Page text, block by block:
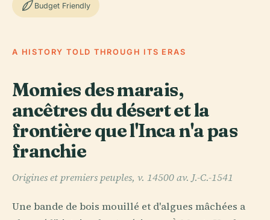
Budget Friendly
A HISTORY TOLD THROUGH ITS ERAS
Momies des marais,
ancêtres du désert et la
frontière que l'Inca n'a pas
franchie
Origines et premiers peuples, v. 14500 av. J.-C.-1541
Une bande de bois mouillé et d'algues mâchées a